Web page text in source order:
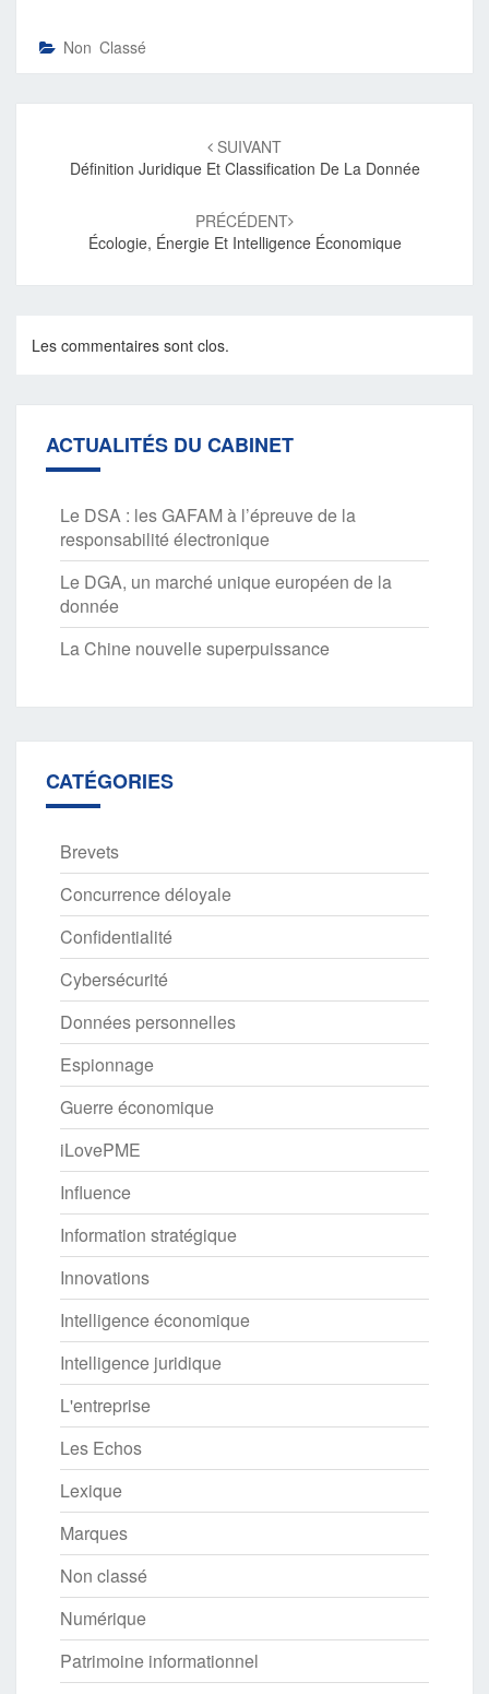
Non Classé
d'article
SUIVANT
Définition Juridique Et Classification De La Donnée
PRÉCÉDENT
Écologie, Énergie Et Intelligence Économique
Les commentaires sont clos.
ACTUALITÉS DU CABINET
Le DSA : les GAFAM à l’épreuve de la
responsabilité électronique
Le DGA, un marché unique européen de la
donnée
La Chine nouvelle superpuissance
CATÉGORIES
Brevets
Concurrence déloyale
Confidentialité
Cybersécurité
Données personnelles
Espionnage
Guerre économique
iLovePME
Influence
Information stratégique
Innovations
Intelligence économique
Intelligence juridique
L'entreprise
Les Echos
Lexique
Marques
Non classé
Numérique
Patrimoine informationnel